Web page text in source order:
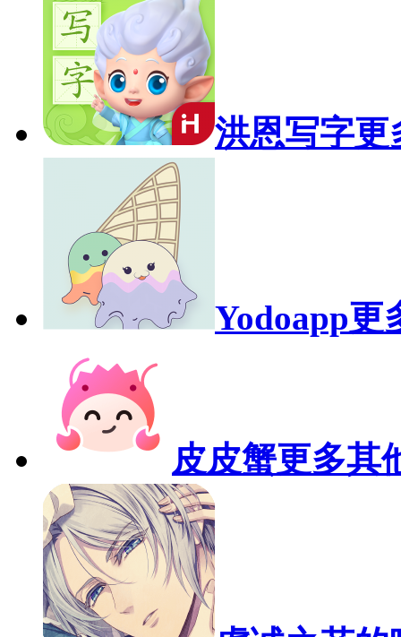
洪恩写字更
Yodoapp更
皮皮蟹更多其